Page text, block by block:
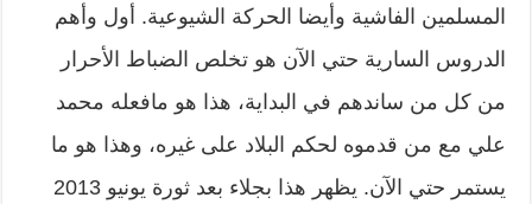
المسلمين الفاشية وأيضا الحركة الشيوعية. أول وأهم
الدروس السارية حتي الآن هو تخلص الضباط الأحرار
من كل من ساندهم في البداية، هذا هو مافعله محمد
علي مع من قدموه لحكم البلاد على غيره، وهذا هو ما
يستمر حتي الآن. يظهر هذا بجلاء بعد ثورة يونيو 2013